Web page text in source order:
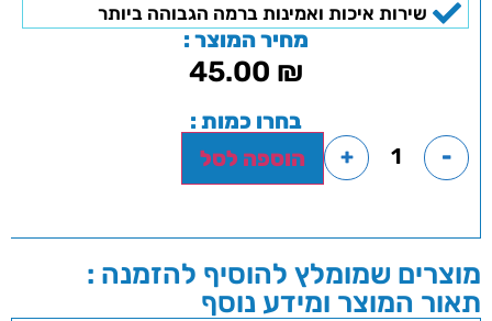
שירות איכות ואמינות ברמה הגבוהה ביותר
מחיר המוצר :
45.00 ₪
בחרו כמות :
-
+ הוספה לסל
מוצרים שמומלץ להוסיף להזמנה :
תאור המוצר ומידע נוסף